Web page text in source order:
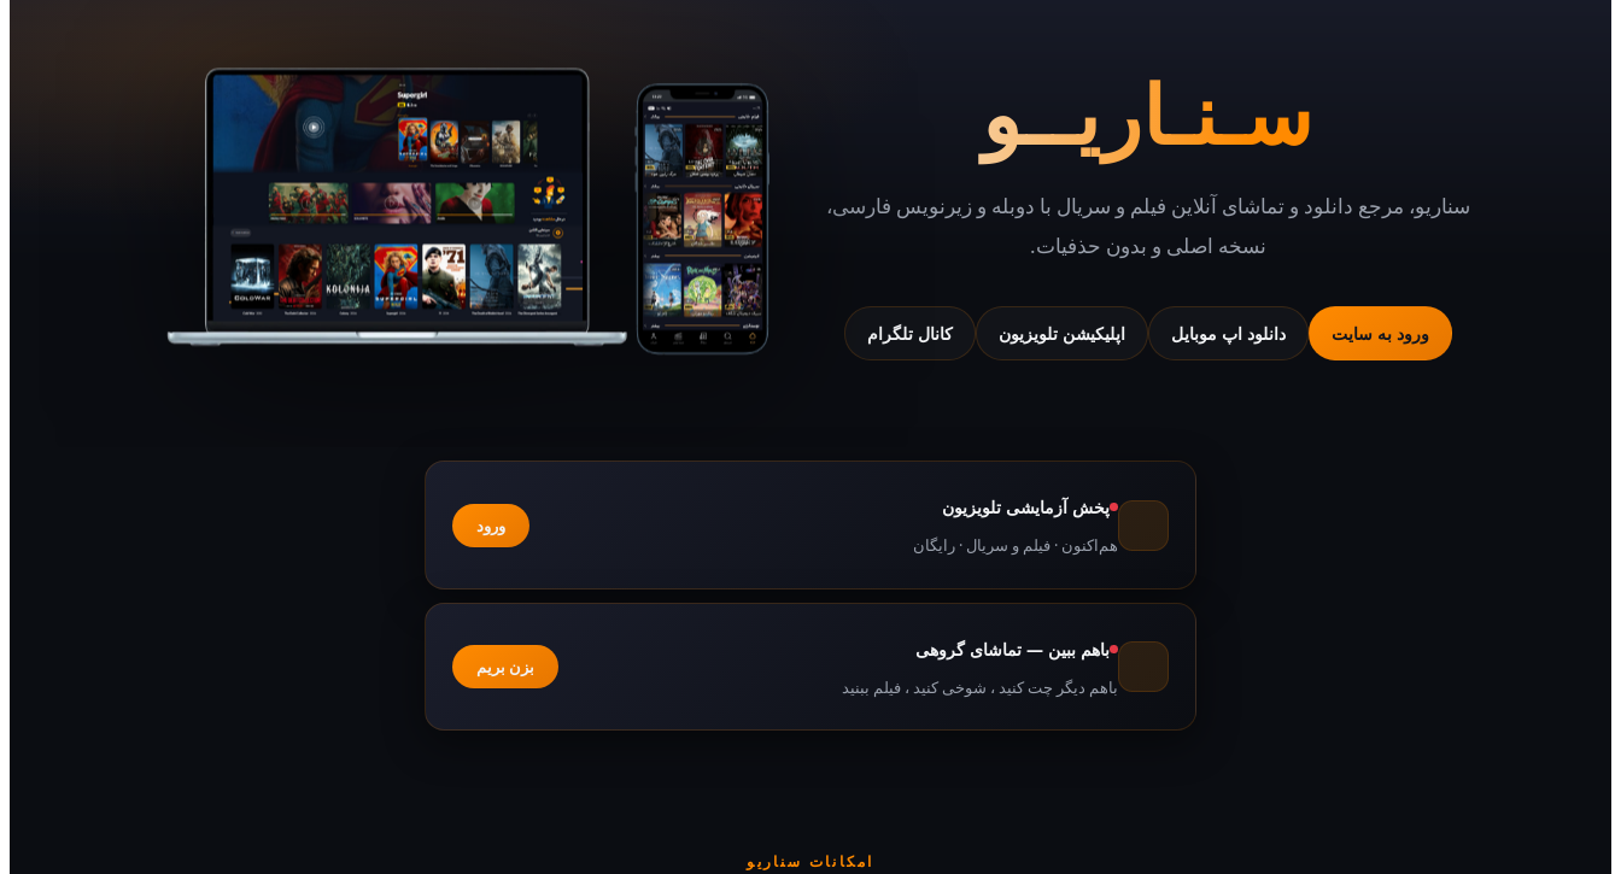
سـنـاریــو
سناریو، مرجع دانلود و تماشای آنلاین فیلم و سریال با دوبله و زیرنویس فارسی،
نسخه اصلی و بدون حذفیات.
ورود به سایت دانلود اپ موبایل اپلیکیشن تلویزیون کانال تلگرام
پخش آزمایشی تلویزیون
هم‌اکنون · فیلم و سریال · رایگان
ورود
باهم ببین — تماشای گروهی
باهم دیگر چت کنید ، شوخی کنید ، فیلم ببنید
بزن بریم
امکانات سناریو